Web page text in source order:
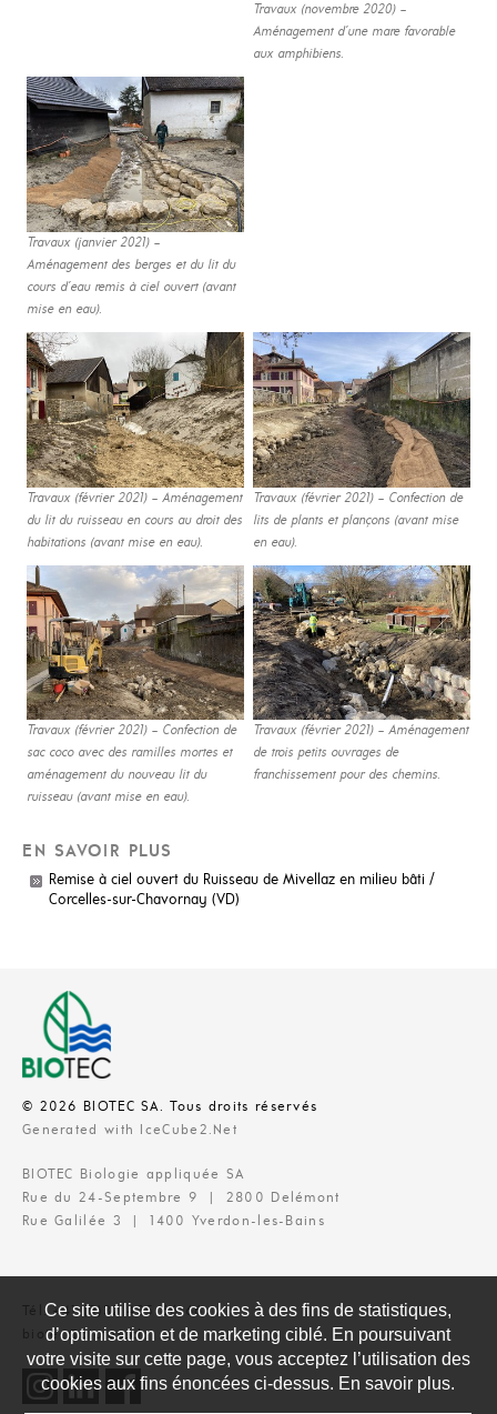
Travaux (novembre 2020) –
Aménagement d’une mare favorable
aux amphibiens.
Travaux (janvier 2021) –
Aménagement des berges et du lit du
cours d’eau remis à ciel ouvert (avant
mise en eau).
Travaux (février 2021) – Aménagement
du lit du ruisseau en cours au droit des
habitations (avant mise en eau).
Travaux (février 2021) – Confection de
lits de plants et plançons (avant mise
en eau).
Travaux (février 2021) – Confection de
sac coco avec des ramilles mortes et
aménagement du nouveau lit du
ruisseau (avant mise en eau).
Travaux (février 2021) – Aménagement
de trois petits ouvrages de
franchissement pour des chemins.
EN SAVOIR PLUS
Remise à ciel ouvert du Ruisseau de Mivellaz en milieu bâti /
Corcelles-sur-Chavornay (VD)
© 2026 BIOTEC SA. Tous droits réservés
Generated with IceCube2.Net
BIOTEC Biologie appliquée SA
Rue du 24-Septembre 9 | 2800 Delémont
Rue Galilée 3 | 1400 Yverdon-les-Bains
Tél. +41 (0)32 435 66 66
biotec@biotec.ch
Ce site utilise des cookies à des fins de statistiques,
d’optimisation et de marketing ciblé. En poursuivant
votre visite sur cette page, vous acceptez l’utilisation des
cookies aux fins énoncées ci-dessus. En savoir plus.